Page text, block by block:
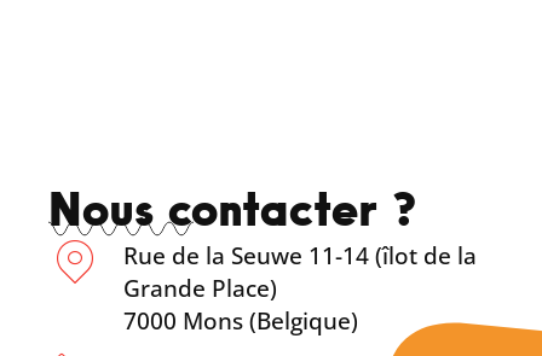
Nous contacter ?
Rue de la Seuwe 11-14 (îlot de la
Grande Place)
7000 Mons (Belgique)